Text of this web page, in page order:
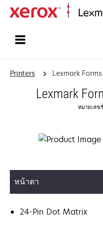
Printers Lexmark
Lexmark
หมายเลข
หน้าตา
24-Pin Dot Matrix